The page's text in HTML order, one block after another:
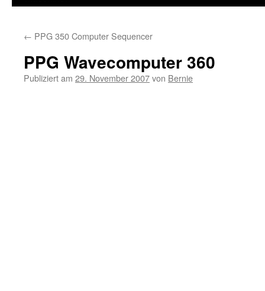
← PPG 350 Computer Sequencer
PPG Wavecomputer 360
Publiziert am 29. November 2007von Bernie